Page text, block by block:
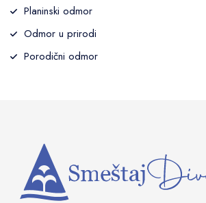
Planinski odmor
Odmor u prirodi
Porodični odmor